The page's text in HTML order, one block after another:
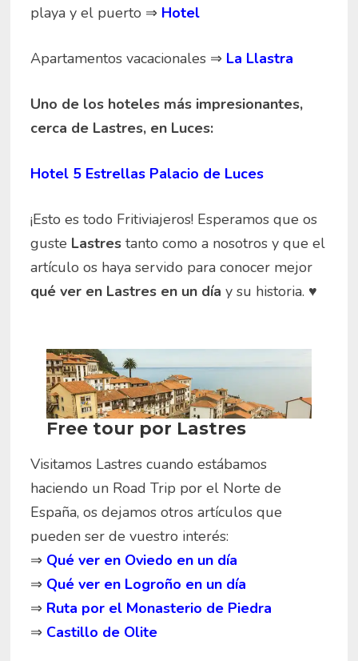
playa y el puerto ⇒ Hotel
Apartamentos vacacionales ⇒ La Llastra
Uno de los hoteles más impresionantes,
cerca de Lastres, en Luces:
Hotel 5 Estrellas Palacio de Luces
¡Esto es todo Fritiviajeros! Esperamos que os
guste Lastrestanto como a nosotros y que el
artículo os haya servido para conocer mejor
qué ver en Lastres en un día y su historia. ♥
Visitamos Lastres cuando estábamos
haciendo un Road Trip por el Norte de
España, os dejamos otros artículos que
pueden ser de vuestro interés:
⇒ Qué ver en Oviedo en un día
⇒ Qué ver en Logroño en un día
⇒ Ruta por el Monasterio de Piedra
⇒ Castillo de Olite